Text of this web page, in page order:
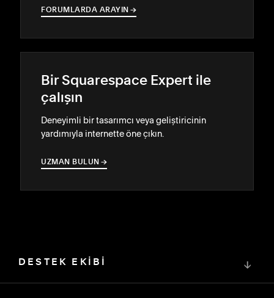
FORUMLARDA ARAYIN →
→
Bir Squarespace Expert ile
çalışın
Deneyimli bir tasarımcı veya geliştiricinin
yardımıyla internette öne çıkın.
UZMAN BULUN →
→
DESTEK EKİBİ ↓